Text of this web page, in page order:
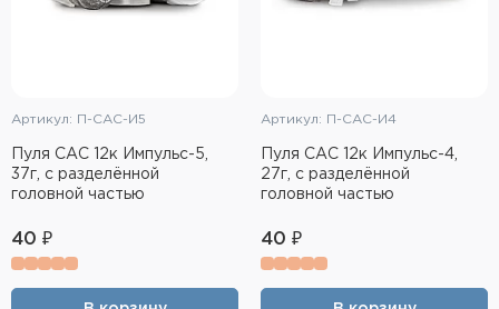
Артикул: П-САС-И5
Пуля САС 12к Импульс-5,
37г, с разделённой
головной частью
40 ₽
Артикул: П-САС-И4
Пуля САС 12к Импульс-4,
27г, с разделённой
головной частью
40 ₽